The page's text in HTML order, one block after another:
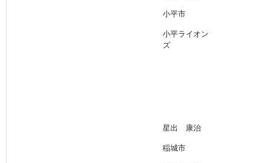
小平市
小平ライオン
ズ
星出 康治
稲城市